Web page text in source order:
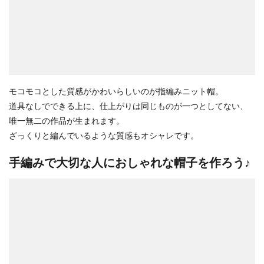
モコモコとした質感がかわいらしいのが指編みニット帽。
道具なしでできる上に、仕上がりは同じものが一つとしてない、
唯一無二の作品が生まれます。
ざっくりと編んでいるような質感もオシャレです。
手編みで大切な人におしゃれな帽子を作ろう♪